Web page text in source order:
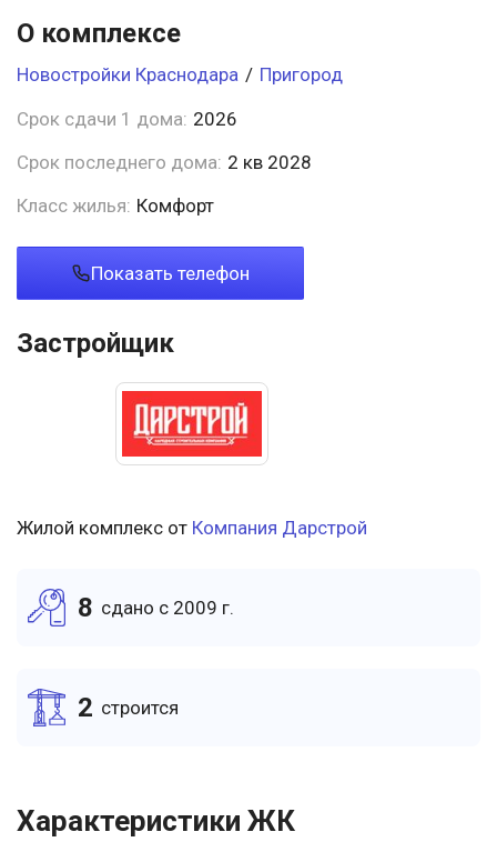
О комплексе
Новостройки Краснодара / Пригород
Срок сдачи 1 дома: 2026
Срок последнего дома: 2 кв 2028
Класс жилья: Комфорт
Показать телефон
Застройщик
Жилой комплекс от Компания Дарстрой
8 cдано c 2009 г.
2 cтроится
Характеристики ЖК